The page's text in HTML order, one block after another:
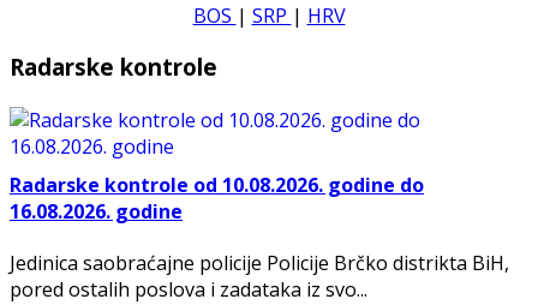
BOS | SRP | HRV
Radarske kontrole
Radarske kontrole od 10.08.2026. godine do
16.08.2026. godine
Jedinica saobraćajne policije Policije Brčko distrikta BiH,
pored ostalih poslova i zadataka iz svo...